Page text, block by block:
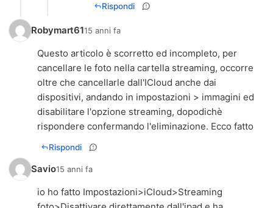
Rispondi
Robymart6115 anni fa
Questo articolo è scorretto ed incompleto, per
cancellare le foto nella cartella streaming, occorre
oltre che cancellarle dall'ICloud anche dai
dispositivi, andando in impostazioni > immagini ed
disabilitare l'opzione streaming, dopodichè
rispondere confermando l'eliminazione. Ecco fatto
Rispondi
Savio15 anni fa
io ho fatto Impostazioni>iCloud>Streaming